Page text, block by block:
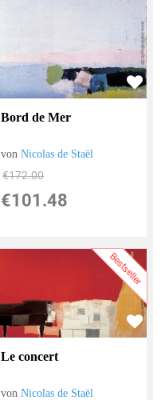
Bord de Mer
vonNicolas de Staël
€172.00
€101.48
Bestseller
Le concert
vonNicolas de Staël